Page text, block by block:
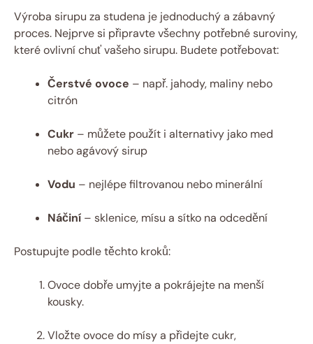
Výroba sirupu za studena je jednoduchý a zábavný
proces. Nejprve si připravte všechny potřebné suroviny,
které ovlivní chuť vašeho sirupu. Budete potřebovat:
Čerstvé ovoce – např. jahody, maliny nebo
citrón
Cukr – můžete použít i alternativy jako med
nebo agávový sirup
Vodu – nejlépe filtrovanou nebo minerální
Náčiní – sklenice, mísu a sítko na odcedění
Postupujte podle těchto kroků:
Ovoce dobře umyjte a pokrájejte na menší
kousky.
Vložte ovoce do mísy a přidejte cukr,